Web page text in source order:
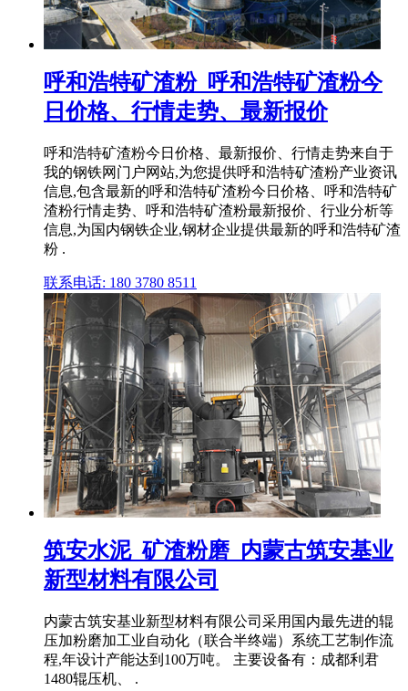
呼和浩特矿渣粉_呼和浩特矿渣粉今
日价格、行情走势、最新报价
呼和浩特矿渣粉今日价格、最新报价、行情走势来自于
我的钢铁网门户网站,为您提供呼和浩特矿渣粉产业资讯
信息,包含最新的呼和浩特矿渣粉今日价格、呼和浩特矿
渣粉行情走势、呼和浩特矿渣粉最新报价、行业分析等
信息,为国内钢铁企业,钢材企业提供最新的呼和浩特矿渣
粉 .
联系电话: 180 3780 8511
筑安水泥_矿渣粉磨_内蒙古筑安基业
新型材料有限公司
内蒙古筑安基业新型材料有限公司采用国内最先进的辊
压加粉磨加工业自动化（联合半终端）系统工艺制作流
程,年设计产能达到100万吨。 主要设备有：成都利君
1480辊压机、 .